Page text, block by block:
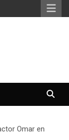
Omar en